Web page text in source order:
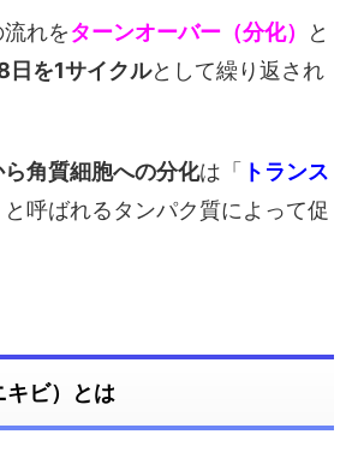
れをターンオーバー（分化）
と
日を1サイクルとして繰り返され
角質細胞への分化は「 トランス
と呼ばれるタンパク質によって促
ビ）とは